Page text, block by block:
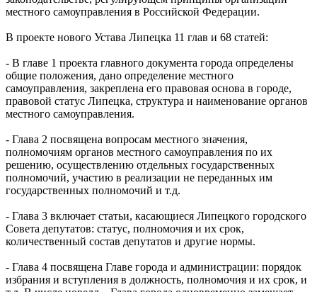
местного самоуправления в Российской Федерации.
В проекте нового Устава Липецка 11 глав и 68 статей:
- В главе 1 проекта главного документа города определены
общие положения, дано определение местного
самоуправления, закреплена его правовая основа в городе,
правовой статус Липецка, структура и наименование органов
местного самоуправления.
- Глава 2 посвящена вопросам местного значения,
полномочиям органов местного самоуправления по их
решению, осуществлению отдельных государственных
полномочий, участию в реализации не переданных им
государственных полномочий и т.д.
- Глава 3 включает статьи, касающиеся Липецкого городского
Совета депутатов: статус, полномочия и их срок,
количественный состав депутатов и другие нормы.
- Глава 4 посвящена Главе города и администрации: порядок
избрания и вступления в должность, полномочия и их срок, и